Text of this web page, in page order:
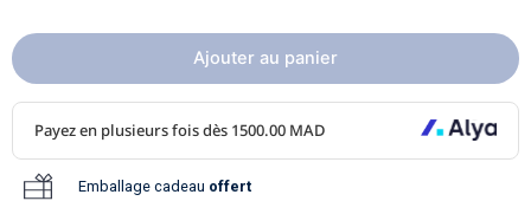
Ajouter au panier
Emballage cadeau offert